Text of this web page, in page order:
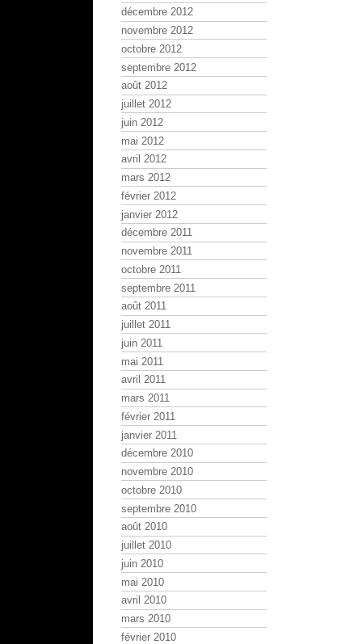
décembre 2012
novembre 2012
octobre 2012
septembre 2012
août 2012
juillet 2012
juin 2012
mai 2012
avril 2012
mars 2012
février 2012
janvier 2012
décembre 2011
novembre 2011
octobre 2011
septembre 2011
août 2011
juillet 2011
juin 2011
mai 2011
avril 2011
mars 2011
février 2011
janvier 2011
décembre 2010
novembre 2010
octobre 2010
septembre 2010
août 2010
juillet 2010
juin 2010
mai 2010
avril 2010
mars 2010
février 2010